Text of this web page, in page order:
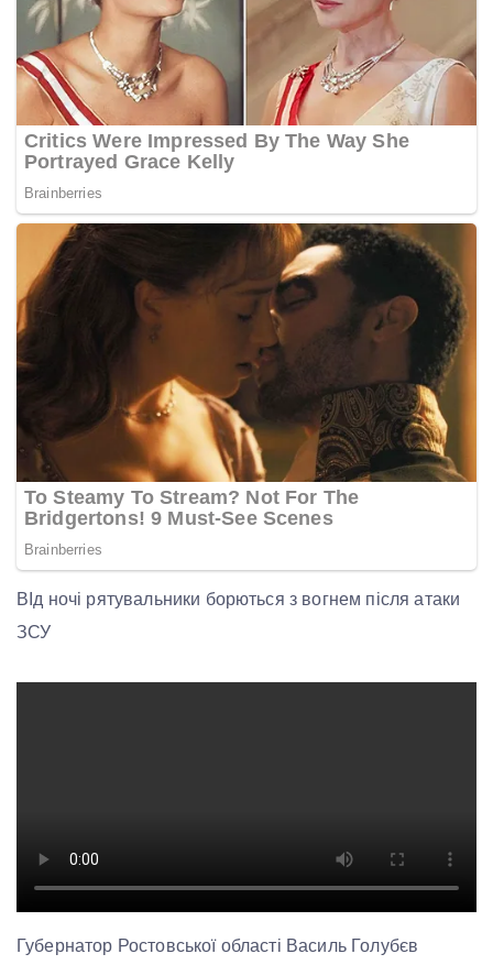
ВІд ночі рятувальники борються з вогнем після атаки
ЗСУ
Губернатор Ростовської області Василь Голубєв